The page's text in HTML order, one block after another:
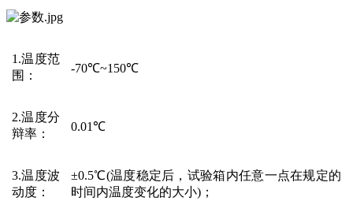
1.温度范
围 ：
-70℃~150℃
2.温度分
辩率 ：
0.01℃
3.温度波
动度 ：
±0.5℃(温度稳定后，试验箱内任意一点在规定的
时间内温度变化的大小)；